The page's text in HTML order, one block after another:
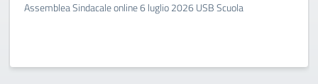
Assemblea Sindacale online 6 luglio 2026 USB Scuola